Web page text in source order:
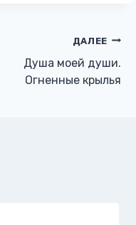
ДАЛЕЕ
Душа моей души.
Огненные крылья